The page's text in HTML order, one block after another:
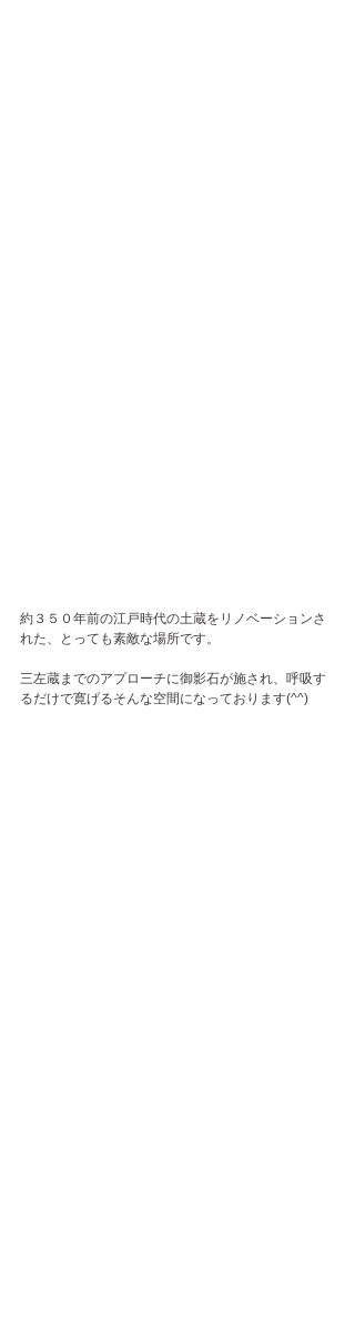
約３５０年前の江戸時代の土蔵をリノベーションさ
れた、とっても素敵な場所です。
三左蔵までのアプローチに御影石が施され、呼吸す
るだけで寛げるそんな空間になっております(^^)